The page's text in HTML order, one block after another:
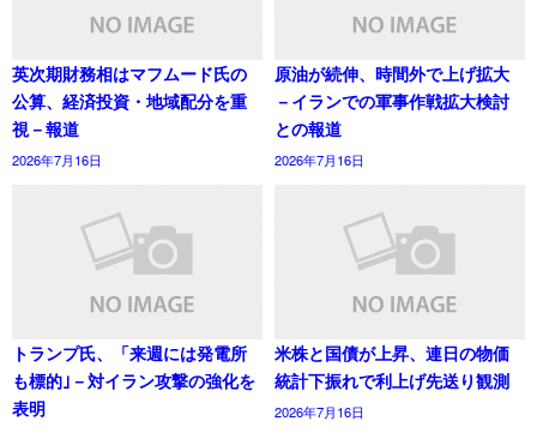
英次期財務相はマフムード氏の
公算、経済投資・地域配分を重
視－報道
2026年7月16日
原油が続伸、時間外で上げ拡大
－イランでの軍事作戦拡大検討
との報道
2026年7月16日
トランプ氏、「来週には発電所
も標的｣－対イラン攻撃の強化を
表明
米株と国債が上昇、連日の物価
統計下振れで利上げ先送り観測
2026年7月16日